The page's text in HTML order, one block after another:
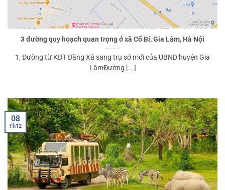
3 đường quy hoạch quan trọng ở xã Cổ Bi, Gia Lâm, Hà Nội
1, Đường từ KĐT Đặng Xá sang trụ sở mới của UBND huyện Gia
LâmĐường [...]
08
Th12